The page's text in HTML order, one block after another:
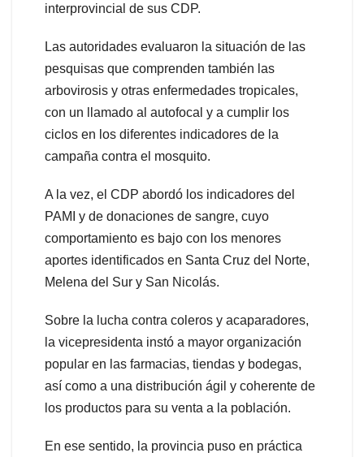
interprovincial de sus CDP.
Las autoridades evaluaron la situación de las
pesquisas que comprenden también las
arbovirosis y otras enfermedades tropicales,
con un llamado al autofocal y a cumplir los
ciclos en los diferentes indicadores de la
campaña contra el mosquito.
A la vez, el CDP abordó los indicadores del
PAMI y de donaciones de sangre, cuyo
comportamiento es bajo con los menores
aportes identificados en Santa Cruz del Norte,
Melena del Sur y San Nicolás.
Sobre la lucha contra coleros y acaparadores,
la vicepresidenta instó a mayor organización
popular en las farmacias, tiendas y bodegas,
así como a una distribución ágil y coherente de
los productos para su venta a la población.
En ese sentido, la provincia puso en práctica